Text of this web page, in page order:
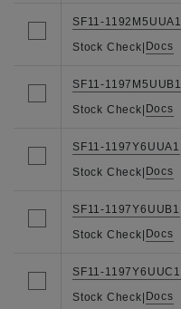
SF11-1192M5UUA1
Stock Check| Docs
SF11-1197M5UUB1
Stock Check| Docs
SF11-1197Y6UUA1
Stock Check| Docs
SF11-1197Y6UUB1
Stock Check| Docs
SF11-1197Y6UUC1
Stock Check| Docs